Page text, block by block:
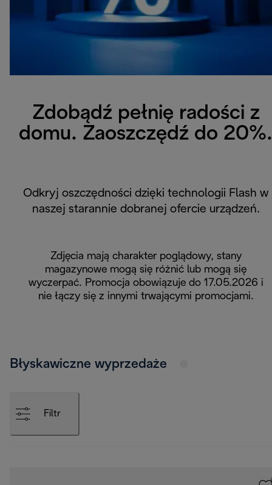
Zdobądź pełnię radości z
domu. Zaoszczędź do 20%.
Odkryj oszczędności dzięki technologii Flash w
naszej starannie dobranej ofercie urządzeń.
Zdjęcia mają charakter poglądowy, stany
magazynowe mogą się różnić lub mogą się
wyczerpać. Promocja obowiązuje do 17.05.2026 i
nie łączy się z innymi trwającymi promocjami.
Błyskawiczne wyprzedaże
Filtr